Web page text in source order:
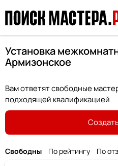
Установка
Армизонское
Вам ответят свободные
подходящей квалификацией
Свободны По рейтингу По